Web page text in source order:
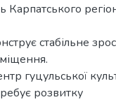
Карпатського
стабільне
гуцульської
розвитку